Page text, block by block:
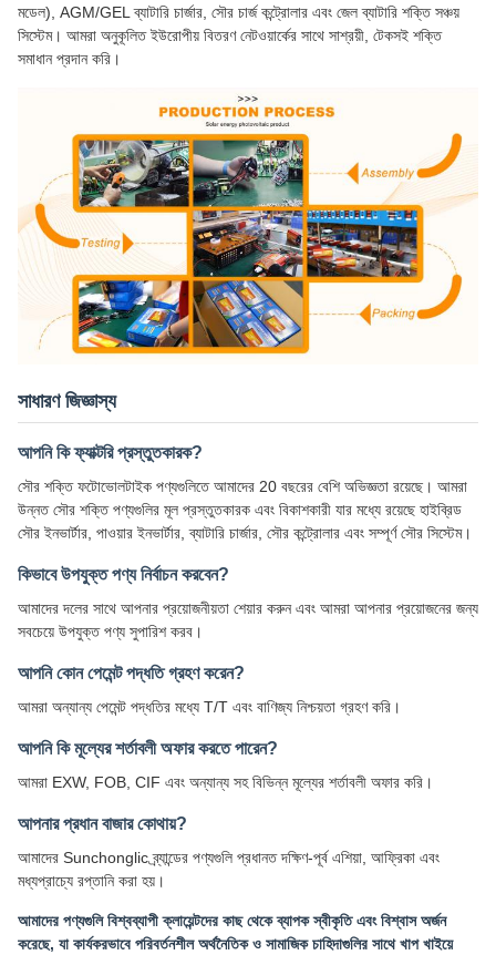
মডেল), AGM/GEL ব্যাটারি চার্জার, সৌর চার্জ কন্ট্রোলার এবং জেল ব্যাটারি শক্তি সঞ্চয়
সিস্টেম। আমরা অনুকূলিত ইউরোপীয় বিতরণ নেটওয়ার্কের সাথে সাশ্রয়ী, টেকসই শক্তি
সমাধান প্রদান করি।
সাধারণ জিজ্ঞাস্য
আপনি কি ফ্যাক্টরি প্রস্তুতকারক?
সৌর শক্তি ফটোভোলটাইক পণ্যগুলিতে আমাদের 20 বছরের বেশি অভিজ্ঞতা রয়েছে। আমরা
উন্নত সৌর শক্তি পণ্যগুলির মূল প্রস্তুতকারক এবং বিকাশকারী যার মধ্যে রয়েছে হাইব্রিড
সৌর ইনভার্টার, পাওয়ার ইনভার্টার, ব্যাটারি চার্জার, সৌর কন্ট্রোলার এবং সম্পূর্ণ সৌর সিস্টেম।
কিভাবে উপযুক্ত পণ্য নির্বাচন করবেন?
আমাদের দলের সাথে আপনার প্রয়োজনীয়তা শেয়ার করুন এবং আমরা আপনার প্রয়োজনের জন্য
সবচেয়ে উপযুক্ত পণ্য সুপারিশ করব।
আপনি কোন পেমেন্ট পদ্ধতি গ্রহণ করেন?
আমরা অন্যান্য পেমেন্ট পদ্ধতির মধ্যে T/T এবং বাণিজ্য নিশ্চয়তা গ্রহণ করি।
আপনি কি মূল্যের শর্তাবলী অফার করতে পারেন?
আমরা EXW, FOB, CIF এবং অন্যান্য সহ বিভিন্ন মূল্যের শর্তাবলী অফার করি।
আপনার প্রধান বাজার কোথায়?
আমাদের Sunchonglic ব্র্যান্ডের পণ্যগুলি প্রধানত দক্ষিণ-পূর্ব এশিয়া, আফ্রিকা এবং
মধ্যপ্রাচ্যে রপ্তানি করা হয়।
আমাদের পণ্যগুলি বিশ্বব্যাপী ক্লায়েন্টদের কাছ থেকে ব্যাপক স্বীকৃতি এবং বিশ্বাস অর্জন
করেছে, যা কার্যকরভাবে পরিবর্তনশীল অর্থনৈতিক ও সামাজিক চাহিদাগুলির সাথে খাপ খাইয়ে